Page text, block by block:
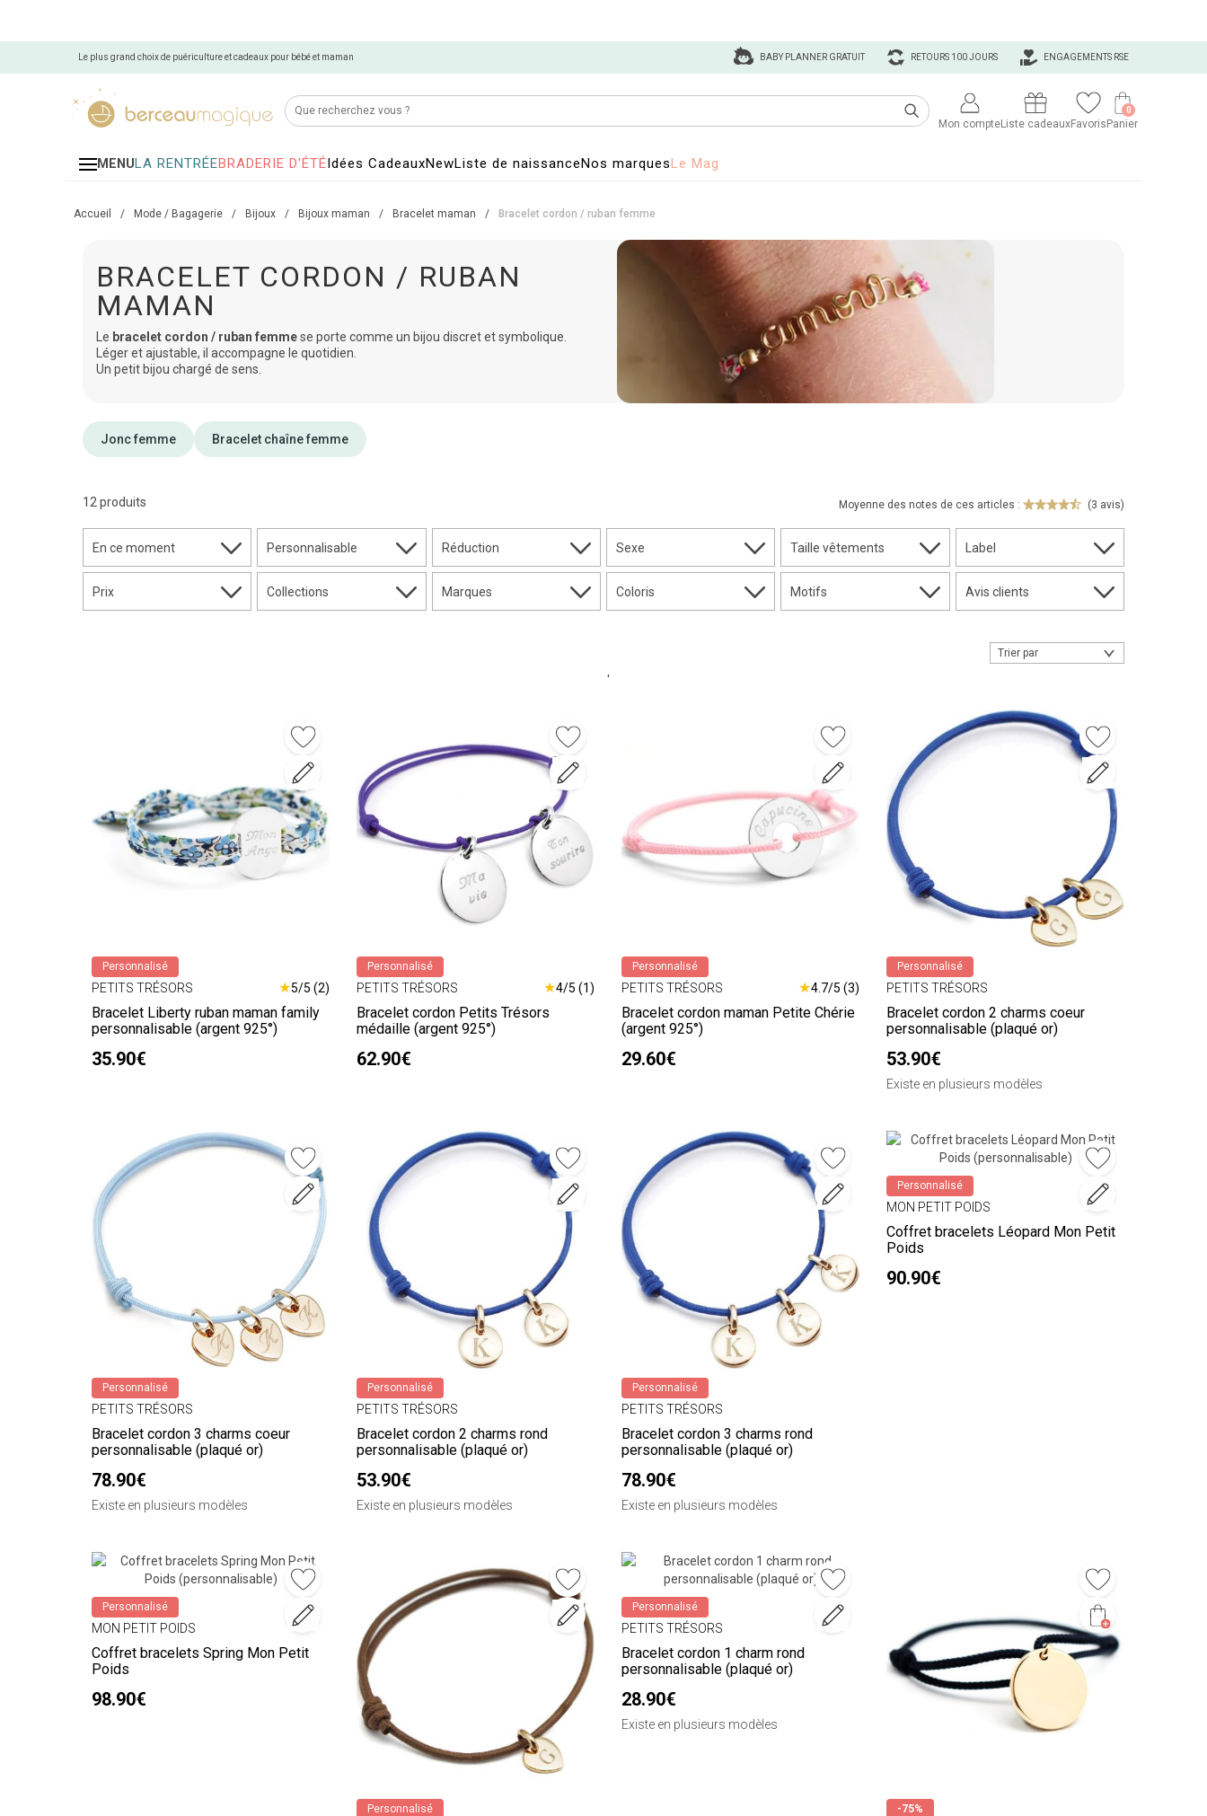
Le plus grand choix de puériculture et cadeaux pour bébé et maman ENGAGEMENTS RSE
RETOURS 100 JOURS
BABY PLANNER GRATUIT
Mon compteListe cadeauxFavorisPanier
0
MENULA RENTRÉEBRADERIE D'ÉTÉIdées CadeauxNewListe de naissanceNos marquesLe Mag
Accueil / Mode / Bagagerie / Bijoux / Bijoux maman / Bracelet maman / Bracelet cordon / ruban femme
BRACELET CORDON / RUBAN
MAMAN
Le bracelet cordon / ruban femmese porte comme un bijou discret et symbolique.
Léger et ajustable, il accompagne le quotidien.
Un petit bijou chargé de sens.
Jonc femme Bracelet chaîne femme
12 produits Moyenne des notes de ces articles : (3 avis)
En ce moment Personnalisable Réduction Sexe Taille vêtements Label
Prix Collections Marques Coloris Motifs Avis clients
Trier par
'
Personnalisé
PETITS TRÉSORS ★5/5 (2)
Bracelet Liberty ruban maman family
personnalisable (argent 925°)
35.90€
Personnalisé
PETITS TRÉSORS ★4/5 (1)
Bracelet cordon Petits Trésors
médaille (argent 925°)
62.90€
Personnalisé
PETITS TRÉSORS ★4.7/5 (3)
Bracelet cordon maman Petite Chérie
(argent 925°)
29.60€
Personnalisé
PETITS TRÉSORS
Bracelet cordon 2 charms coeur
personnalisable (plaqué or)
53.90€
Existe en plusieurs modèles
Personnalisé
PETITS TRÉSORS
Bracelet cordon 3 charms coeur
personnalisable (plaqué or)
78.90€
Existe en plusieurs modèles
Personnalisé
PETITS TRÉSORS
Bracelet cordon 2 charms rond
personnalisable (plaqué or)
53.90€
Existe en plusieurs modèles
Personnalisé
PETITS TRÉSORS
Bracelet cordon 3 charms rond
personnalisable (plaqué or)
78.90€
Existe en plusieurs modèles
Personnalisé
MON PETIT POIDS
Coffret bracelets Léopard Mon Petit
Poids
90.90€
Personnalisé
MON PETIT POIDS
Coffret bracelets Spring Mon Petit
Poids
98.90€
Personnalisé
Personnalisé
PETITS TRÉSORS
Bracelet cordon 1 charm rond
personnalisable (plaqué or)
28.90€
Existe en plusieurs modèles
-75%